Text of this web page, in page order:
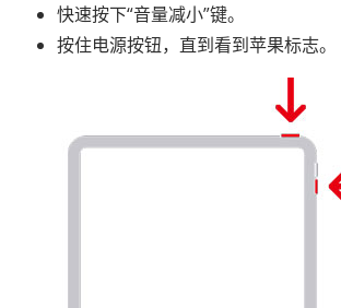
快速按下“音量减小”键。
按住电源按钮，直到看到苹果标志。